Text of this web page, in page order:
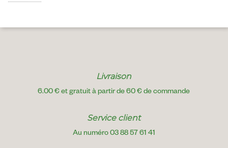
Livraison
6.00 € et gratuit à partir de 60 € de commande
Service client
Au numéro 03 88 57 61 41